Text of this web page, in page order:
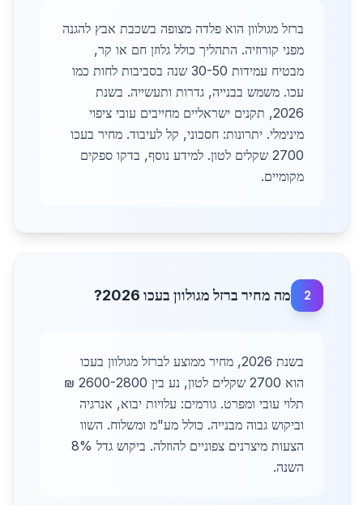
ברזל מגולוון הוא פלדה מצופה בשכבת אבץ להגנה
מפני קורוזיה. התהליך כולל גלוזן חם או קר,
מבטיח עמידות 30-50 שנה בסביבות לחות כמו
עכו. משמש בבנייה, גדרות ותעשייה. בשנת
2026, תקנים ישראליים מחייבים עובי ציפוי
מינימלי. יתרונות: חסכוני, קל לעיבוד. מחיר בעכו
2700 שקלים לטון. למידע נוסף, בדקו ספקים
מקומיים.
2 מה מחיר ברזל מגולוון בעכו 2026?
בשנת 2026, מחיר ממוצע לברזל מגולוון בעכו
הוא 2700 שקלים לטון, נע בין 2600-2800 ₪
תלוי עובי ומפרט. גורמים: עלויות יבוא, אנרגיה
וביקוש גבוה מבנייה. כולל מע"מ ומשלוח. השוו
הצעות מיצרנים צפוניים להוזלה. ביקוש גדל 8%
השנה.